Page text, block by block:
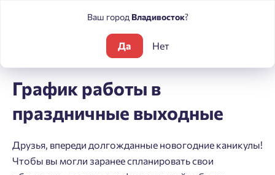
График работы в праздничные выходные
График работы в
праздничные выходные
Друзья, впереди долгожданные новогодние каникулы!
Чтобы вы могли заранее спланировать свои
Ваш город Владивосток?
Да Нет